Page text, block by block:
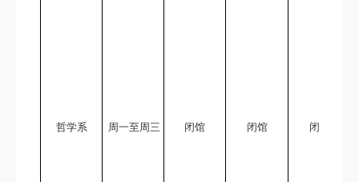
哲学系 周一至周三 闭馆 闭馆 闭馆